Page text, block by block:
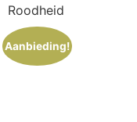
Roodheid
Aanbieding!